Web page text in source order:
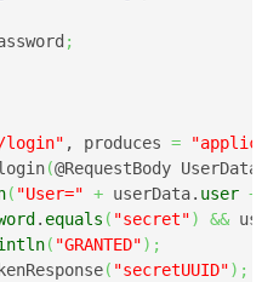
;
login" , produces =
login(@RequestBody
( "User=" + userData. user +
. equals ( "secret") &&
( "GRANTED") ;
( "secretUUID") ;